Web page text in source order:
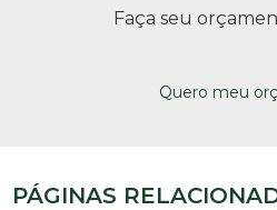
Faça seu
Quero meu
PÁGINAS